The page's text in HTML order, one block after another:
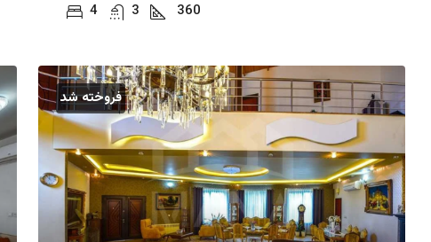
4
3 360
فروخته شد